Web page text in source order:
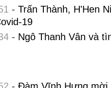
- Trấn Thành, H'Hen
19
- Ngô Thanh Vân và